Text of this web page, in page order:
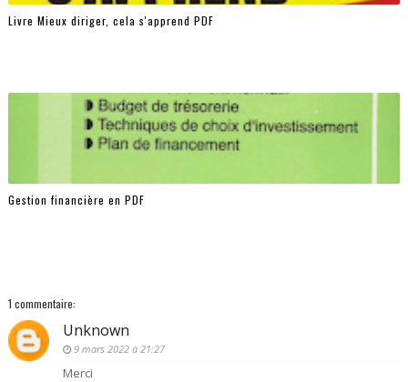
Livre Mieux diriger, cela s'apprend PDF
Gestion financière en PDF
1 commentaire:
Unknown
9 mars 2022 à 21:27
Merci